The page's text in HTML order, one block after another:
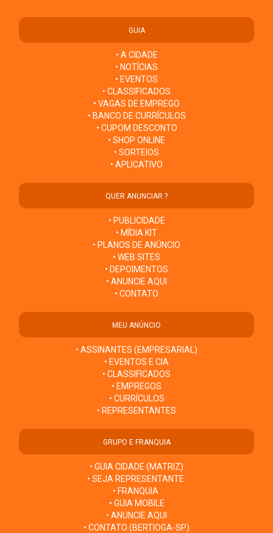
GUIA
• A CIDADE
• NOTÍCIAS
• EVENTOS
• CLASSIFICADOS
• VAGAS DE EMPREGO
• BANCO DE CURRÍCULOS
• CUPOM DESCONTO
• SHOP ONLINE
• SORTEIOS
• APLICATIVO
QUER ANUNCIAR ?
• PUBLICIDADE
• MÍDIA KIT
• PLANOS DE ANÚNCIO
• WEB SITES
• DEPOIMENTOS
• ANUNCIE AQUI
• CONTATO
MEU ANÚNCIO
• ASSINANTES (EMPRESARIAL)
• EVENTOS E CIA
• CLASSIFICADOS
• EMPREGOS
• CURRÍCULOS
• REPRESENTANTES
GRUPO E FRANQUIA
• GUIA CIDADE (MATRIZ)
• SEJA REPRESENTANTE
• FRANQUIA
• GUIA MOBILE
• ANUNCIE AQUI
• CONTATO (BERTIOGA-SP)